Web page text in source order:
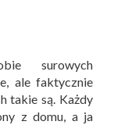
surowych
ale faktycznie
takie są. Każdy
z domu, a ja